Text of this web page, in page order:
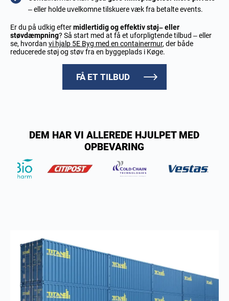
– eller holde uvelkomne tilskuere væk fra betalte events.
Er du på udkig eftermidlertidig og effektiv støj– eller
støvdæmpning? Så start med at få et uforpligtende tilbud – eller
se, hvordan vi hjalp 5E Byg med en containermur, der både
reducerede støj og støv fra en byggeplads i Køge.
FÅ ET TILBUD
DEM HAR VI ALLEREDE HJULPET MED
OPBEVARING